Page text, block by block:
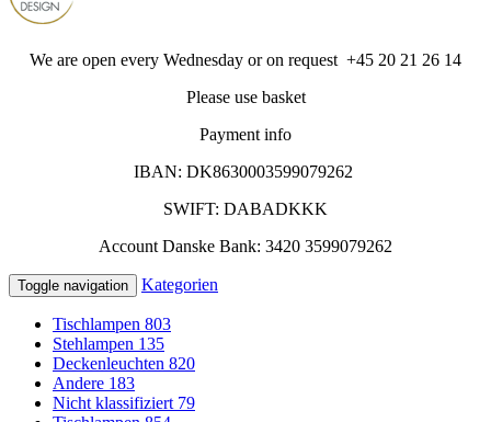
We are open every Wednesday or on request +45 20 21 26 14
Please use basket
Payment info
IBAN: DK8630003599079262
SWIFT: DABADKKK
Account Danske Bank: 3420 3599079262
Toggle navigation Kategorien
Tischlampen 803
Stehlampen 135
Deckenleuchten 820
Andere 183
Nicht klassifiziert 79